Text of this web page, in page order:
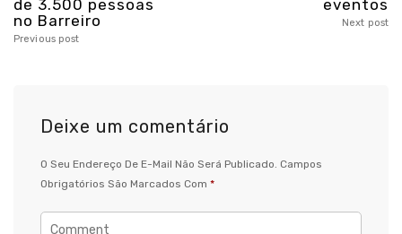
de 3.500 pessoas
no Barreiro
Previous post
eventos
Next post
Deixe um comentário
O Seu Endereço De E-Mail Não Será Publicado. Campos
Obrigatórios São Marcados Com *